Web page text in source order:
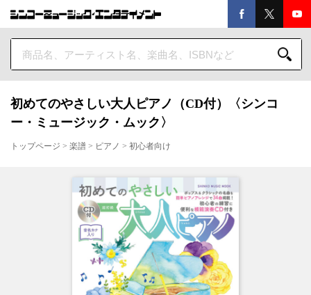
初めてのやさしい大人ピアノ（CD付）〈シンコ
ー・ミュージック・ムック〉
トップページ > 楽譜 > ピアノ > 初心者向け